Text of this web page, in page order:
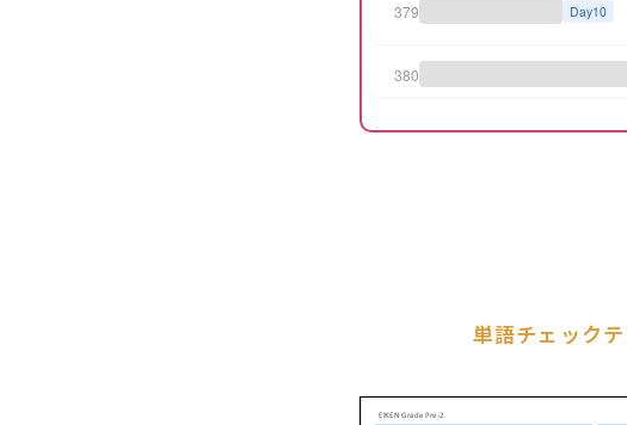
単語チェック